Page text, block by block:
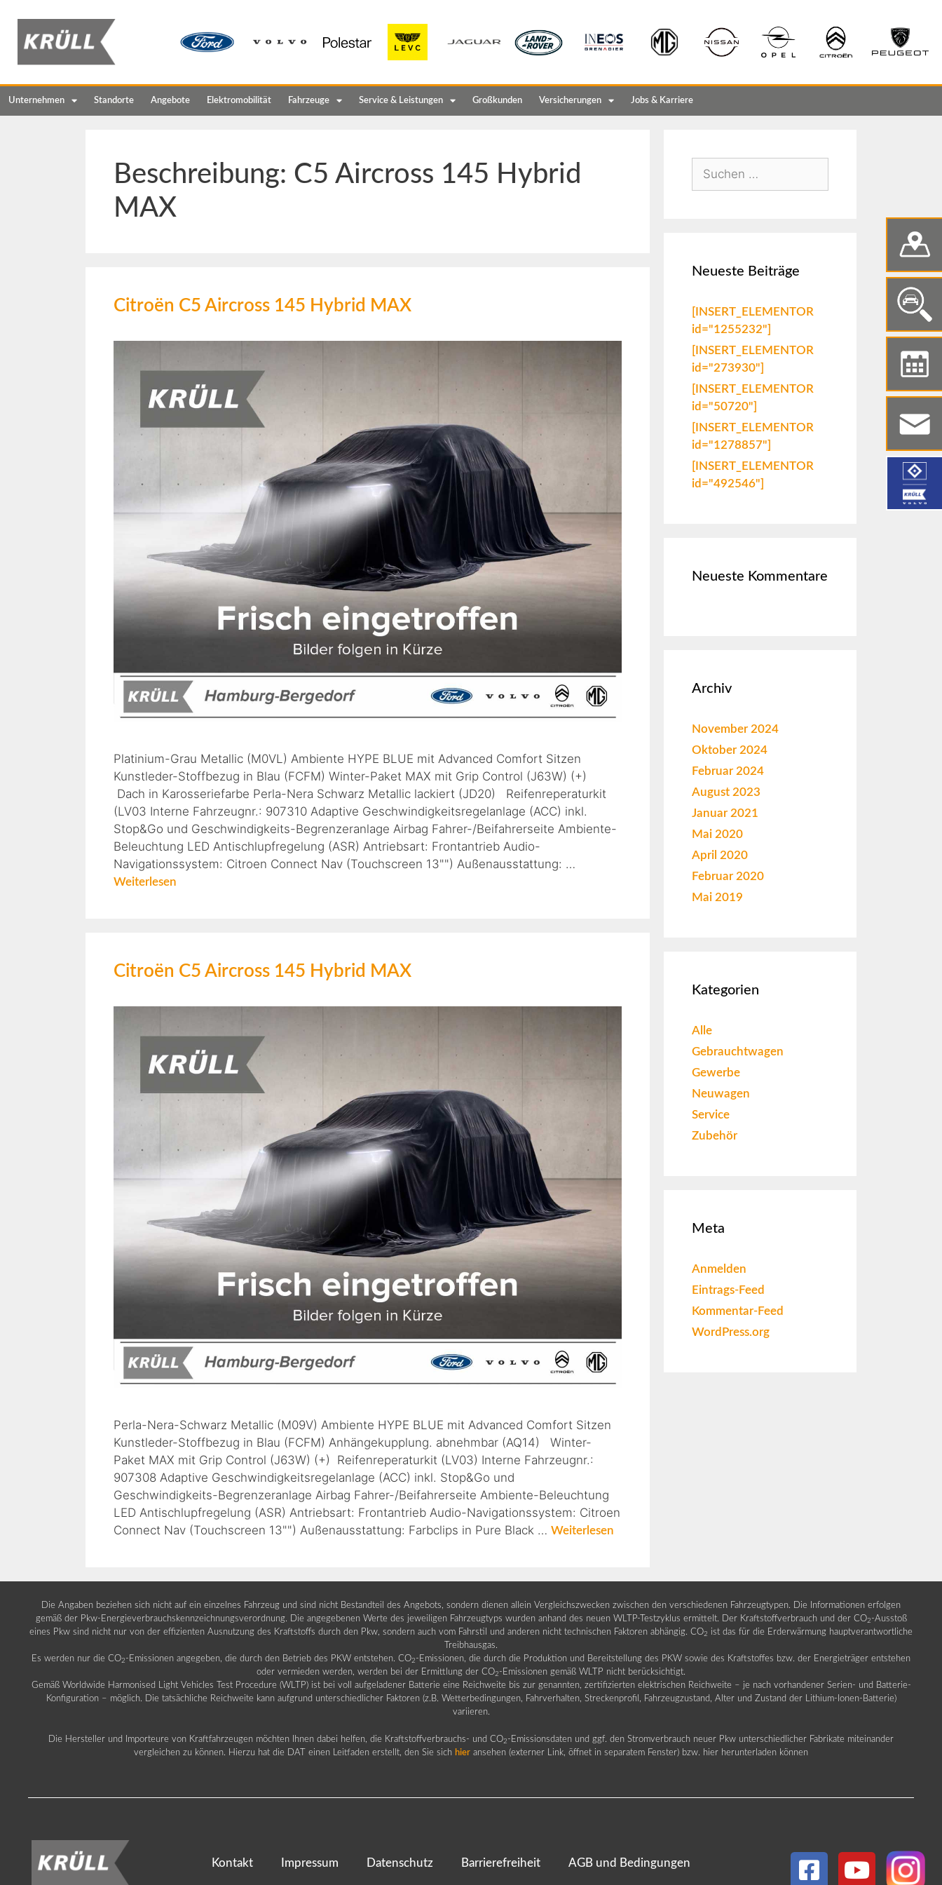
Unternehmen Standorte Angebote Elektromobilität Fahrzeuge Service & Leistungen Großkunden Versicherungen Jobs & Karriere
Beschreibung: C5 Aircross 145 Hybrid
MAX
Citroën C5 Aircross 145 Hybrid MAX
Platinium-Grau Metallic (M0VL) Ambiente HYPE BLUE mit Advanced Comfort Sitzen
Kunstleder-Stoffbezug in Blau (FCFM) Winter-Paket MAX mit Grip Control (J63W) (+)
Dach in Karosseriefarbe Perla-Nera Schwarz Metallic lackiert (JD20) Reifenreperaturkit
(LV03 Interne Fahrzeugnr.: 907310 Adaptive Geschwindigkeitsregelanlage (ACC) inkl.
Stop&Go und Geschwindigkeits-Begrenzeranlage Airbag Fahrer-/Beifahrerseite Ambiente-
Beleuchtung LED Antischlupfregelung (ASR) Antriebsart: Frontantrieb Audio-
Navigationssystem: Citroen Connect Nav (Touchscreen 13"") Außenausstattung: …
Weiterlesen
Citroën C5 Aircross 145 Hybrid MAX
Perla-Nera-Schwarz Metallic (M09V) Ambiente HYPE BLUE mit Advanced Comfort Sitzen
Kunstleder-Stoffbezug in Blau (FCFM) Anhängekupplung. abnehmbar (AQ14) Winter-
Paket MAX mit Grip Control (J63W) (+) Reifenreperaturkit (LV03) Interne Fahrzeugnr.:
907308 Adaptive Geschwindigkeitsregelanlage (ACC) inkl. Stop&Go und
Geschwindigkeits-Begrenzeranlage Airbag Fahrer-/Beifahrerseite Ambiente-Beleuchtung
LED Antischlupfregelung (ASR) Antriebsart: Frontantrieb Audio-Navigationssystem: Citroen
Connect Nav (Touchscreen 13"") Außenausstattung: Farbclips in Pure Black … Weiterlesen
Neueste Beiträge
[INSERT_ELEMENTOR
id="1255232"]
[INSERT_ELEMENTOR
id="273930"]
[INSERT_ELEMENTOR
id="50720"]
[INSERT_ELEMENTOR
id="1278857"]
[INSERT_ELEMENTOR
id="492546"]
Neueste Kommentare
Archiv
November 2024
Oktober 2024
Februar 2024
August 2023
Januar 2021
Mai 2020
April 2020
Februar 2020
Mai 2019
Kategorien
Alle
Gebrauchtwagen
Gewerbe
Neuwagen
Service
Zubehör
Meta
Anmelden
Eintrags-Feed
Kommentar-Feed
WordPress.org
Die Angaben beziehen sich nicht auf ein einzelnes Fahrzeug und sind nicht Bestandteil des Angebots, sondern dienen allein Vergleichszwecken zwischen den verschiedenen Fahrzeugtypen. Die Informationen erfolgen
gemäß der Pkw-Energieverbrauchskennzeichnungsverordnung. Die angegebenen Werte des jeweiligen Fahrzeugtyps wurden anhand des neuen WLTP-Testzyklus ermittelt. Der Kraftstoffverbrauch und der CO2 -Ausstoß
eines Pkw sind nicht nur von der effizienten Ausnutzung des Kraftstoffs durch den Pkw, sondern auch vom Fahrstil und anderen nicht technischen Faktoren abhängig. CO2 ist das für die Erderwärmung hauptverantwortliche
Treibhausgas.
Es werden nur die CO2 -Emissionen angegeben, die durch den Betrieb des PKW entstehen. CO2 -Emissionen, die durch die Produktion und Bereitstellung des PKW sowie des Kraftstoffes bzw. der Energieträger entstehen
oder vermieden werden, werden bei der Ermittlung der CO2 -Emissionen gemäß WLTP nicht berücksichtigt.
Gemäß Worldwide Harmonised Light Vehicles Test Procedure (WLTP) ist bei voll aufgeladener Batterie eine Reichweite bis zur genannten, zertifizierten elektrischen Reichweite – je nach vorhandener Serien- und Batterie-
Konfiguration – möglich. Die tatsächliche Reichweite kann aufgrund unterschiedlicher Faktoren (z.B. Wetterbedingungen, Fahrverhalten, Streckenprofil, Fahrzeugzustand, Alter und Zustand der Lithium-Ionen-Batterie)
variieren.
Die Hersteller und Importeure von Kraftfahrzeugen möchten Ihnen dabei helfen, die Kraftstoffverbrauchs- und CO2 -Emissionsdaten und ggf. den Stromverbrauch neuer Pkw unterschiedlicher Fabrikate miteinander
vergleichen zu können. Hierzu hat die DAT einen Leitfaden erstellt, den Sie sich hier ansehen (externer Link, öffnet in separatem Fenster) bzw. hier herunterladen können
Kontakt Impressum Datenschutz Barrierefreiheit AGB und Bedingungen